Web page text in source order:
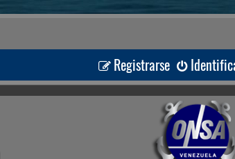
Registrarse